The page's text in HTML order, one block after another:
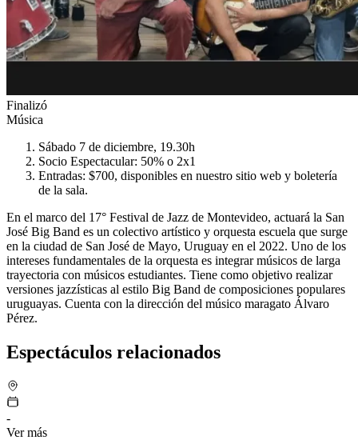
Finalizó
Música
Sábado 7 de diciembre, 19.30h
Socio Espectacular: 50% o 2x1
Entradas: $700, disponibles en nuestro sitio web y boletería
de la sala.
En el marco del 17° Festival de Jazz de Montevideo, actuará la San
José Big Band es un colectivo artístico y orquesta escuela que surge
en la ciudad de San José de Mayo, Uruguay en el 2022. Uno de los
intereses fundamentales de la orquesta es integrar músicos de larga
trayectoria con músicos estudiantes. Tiene como objetivo realizar
versiones jazzísticas al estilo Big Band de composiciones populares
uruguayas. Cuenta con la dirección del músico maragato Álvaro
Pérez.
Espectáculos relacionados
-
Ver más